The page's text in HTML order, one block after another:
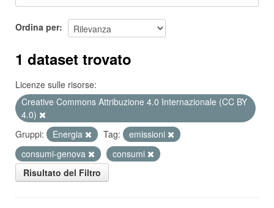
Ordina per
1 dataset trovato
Licenze sulle risorse:
Creative Commons Attribuzione 4.0 Internazionale (CC BY
4.0)
Gruppi:
Energia Tag:
emissioni
consumi-genova
consumi
Risultato del Filtro